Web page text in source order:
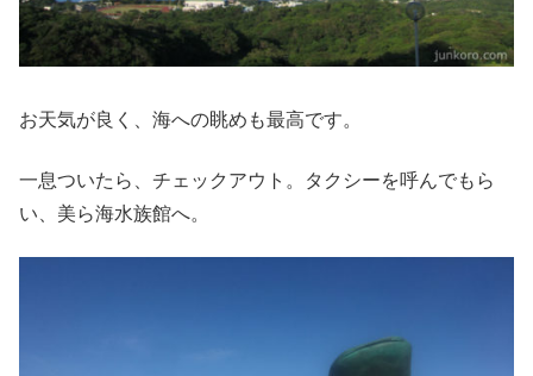
お天気が良く、海への眺めも最高です。
一息ついたら、チェックアウト。タクシーを呼んでもら
い、美ら海水族館へ。